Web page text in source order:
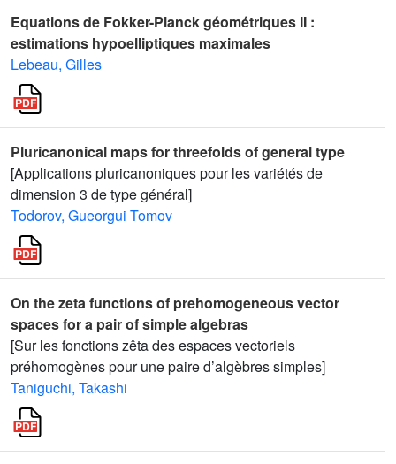
Equations de Fokker-Planck géométriques II :
estimations hypoelliptiques maximales
Lebeau, Gilles
Pluricanonical maps for threefolds of general type
[Applications pluricanoniques pour les variétés de
dimension 3 de type général]
Todorov, Gueorgui Tomov
On the zeta functions of prehomogeneous vector
spaces for a pair of simple algebras
[Sur les fonctions zêta des espaces vectoriels
préhomogènes pour une paire d’algèbres simples]
Taniguchi, Takashi